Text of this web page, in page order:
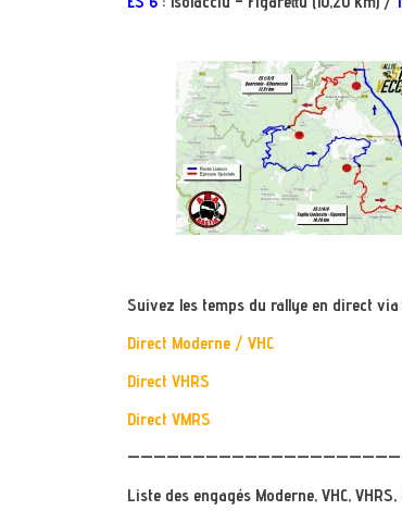
Suivez les temps du rallye en direct via
Direct Moderne / VHC
Direct VHRS
Direct VMRS
Liste des engagés Moderne, VHC, VHRS,